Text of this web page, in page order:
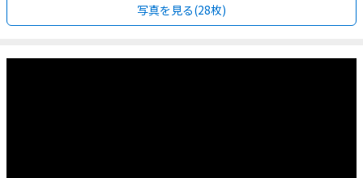
写真を見る(28枚)